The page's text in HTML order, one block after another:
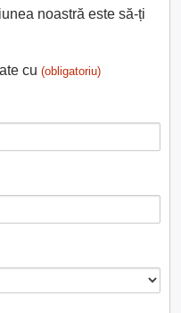
noastră este să-ți
cu (obligatoriu)